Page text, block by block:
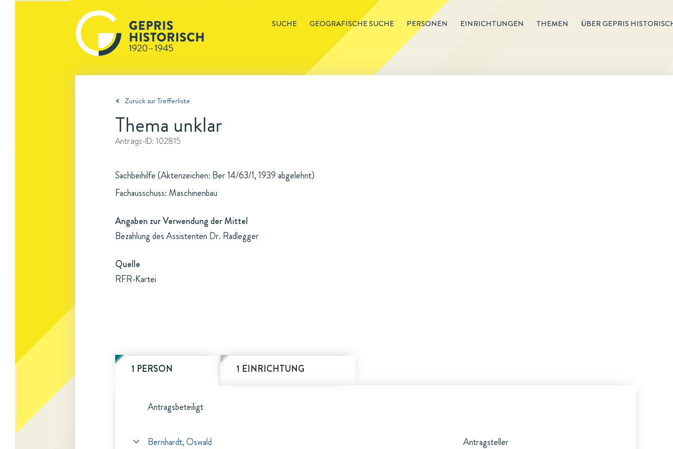
SUCHE GEOGRAFISCHE SUCHE PERSONEN EINRICHTUNGEN THEMEN ÜBER GEPRIS
Zurück zur Trefferliste
Thema unklar
Antrags-ID: 102815
Sachbeihilfe (Aktenzeichen: Ber 14/63/1, 1939 abgelehnt)
Fachausschuss: Maschinenbau
Angaben zur Verwendung der Mittel
Bezahlung des Assistenten Dr. Radlegger
Quelle
RFR-Kartei
1 PERSON 1 EINRICHTUNG
Antragsbeteiligt
Bernhardt, Oswald Antragsteller